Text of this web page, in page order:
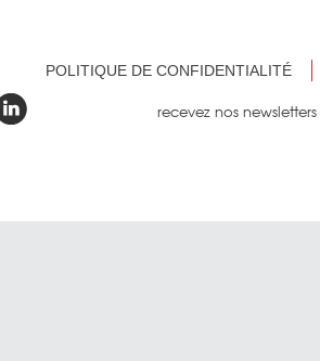
POLITIQUE DE CONFIDENTIALITÉ
recevez nos newsletters